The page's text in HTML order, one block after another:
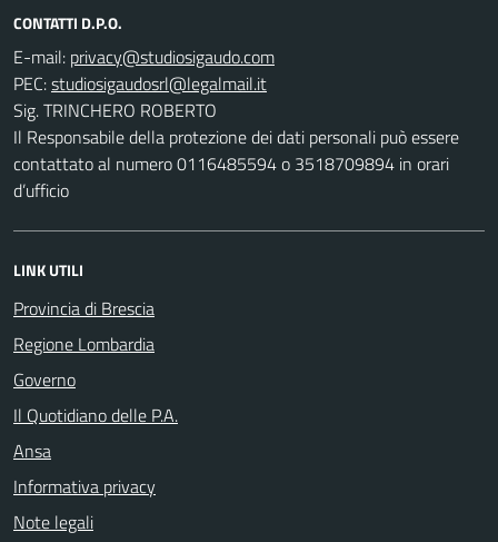
CONTATTI D.P.O.
E-mail:
PEC:
Sig. TRINCHERO ROBERTO
Il Responsabile della protezione dei dati personali può essere
contattato al numero 0116485594 o 3518709894 in orari
d’ufficio
LINK UTILI
Provincia di Brescia
Regione Lombardia
Governo
Il Quotidiano delle P.A.
Ansa
Informativa privacy
Note legali